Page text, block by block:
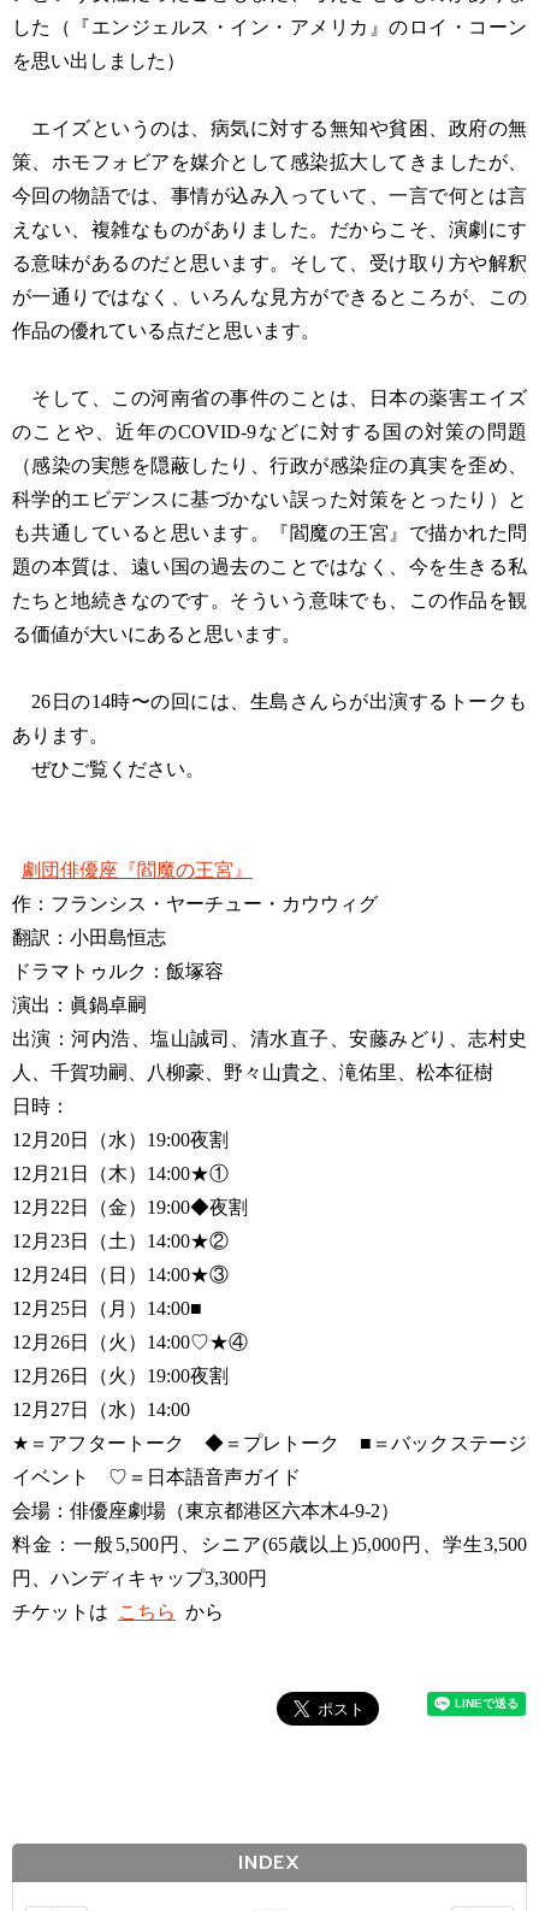
した（『エンジェルス・イン・アメリカ』のロイ・コーン
を思い出しました）
エイズというのは、病気に対する無知や貧困、政府の無
策、ホモフォビアを媒介として感染拡大してきましたが、
今回の物語では、事情が込み入っていて、一言で何とは言
えない、複雑なものがありました。だからこそ、演劇にす
る意味があるのだと思います。そして、受け取り方や解釈
が一通りではなく、いろんな見方ができるところが、この
作品の優れている点だと思います。
そして、この河南省の事件のことは、日本の薬害エイズ
のことや、近年のCOVID-9などに対する国の対策の問題
（感染の実態を隠蔽したり、行政が感染症の真実を歪め、
科学的エビデンスに基づかない誤った対策をとったり）と
も共通していると思います。『閻魔の王宮』で描かれた問
題の本質は、遠い国の過去のことではなく、今を生きる私
たちと地続きなのです。そういう意味でも、この作品を観
る価値が大いにあると思います。
26日の14時〜の回には、生島さんらが出演するトークも
あります。
ぜひご覧ください。
劇団俳優座『閻魔の王宮』
作：フランシス・ヤーチュー・カウウィグ
翻訳：小田島恒志
ドラマトゥルク：飯塚容
演出：眞鍋卓嗣
出演：河内浩、塩山誠司、清水直子、安藤みどり、志村史
人、千賀功嗣、八柳豪、野々山貴之、滝佑里、松本征樹
日時：
12月20日（水）19:00夜割
12月21日（木）14:00★①
12月22日（金）19:00◆夜割
12月23日（土）14:00★②
12月24日（日）14:00★③
12月25日（月）14:00■
12月26日（火）14:00♡★④
12月26日（火）19:00夜割
12月27日（水）14:00
★＝アフタートーク ◆＝プレトーク ■＝バックステージ
イベント ♡＝日本語音声ガイド
会場：俳優座劇場（東京都港区六本木4-9-2）
料金：一般5,500円、シニア(65歳以上)5,000円、学生3,500
円、ハンディキャップ3,300円
チケットは
こちら から
INDEX